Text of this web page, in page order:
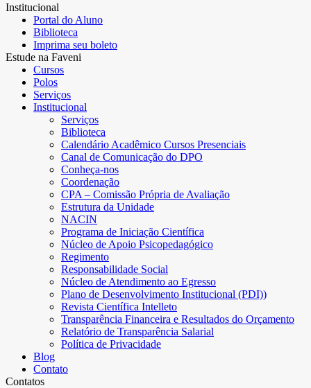
Institucional
Portal do Aluno
Biblioteca
Imprima seu boleto
Estude na Faveni
Cursos
Polos
Serviços
Institucional
Serviços
Biblioteca
Calendário Acadêmico Cursos Presenciais
Canal de Comunicação do DPO
Conheça-nos
Coordenação
CPA – Comissão Própria de Avaliação
Estrutura da Unidade
NACIN
Programa de Iniciação Científica
Núcleo de Apoio Psicopedagógico
Regimento
Responsabilidade Social
Núcleo de Atendimento ao Egresso
Plano de Desenvolvimento Institucional (PDI))
Revista Científica Intelleto
Transparência Financeira e Resultados do Orçamento
Relatório de Transparência Salarial
Política de Privacidade
Blog
Contato
Contatos